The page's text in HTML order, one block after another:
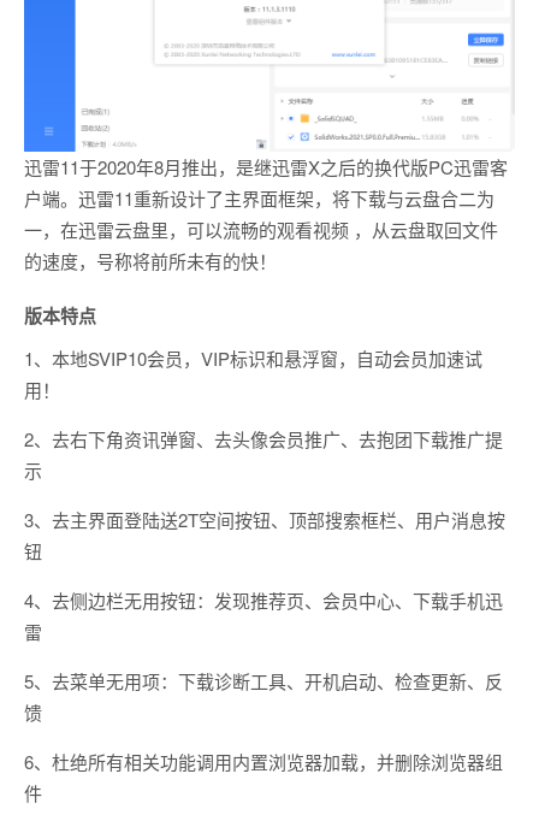
迅雷11于2020年8月推出，是继迅雷X之后的换代版PC迅雷客
户端。迅雷11重新设计了主界面框架，将下载与云盘合二为
一，在迅雷云盘里，可以流畅的观看视频 ，从云盘取回文件
的速度，号称将前所未有的快！
版本特点
1、本地SVIP10会员，VIP标识和悬浮窗，自动会员加速试
用！
2、去右下角资讯弹窗、去头像会员推广、去抱团下载推广提
示
3、去主界面登陆送2T空间按钮、顶部搜索框栏、用户消息按
钮
4、去侧边栏无用按钮：发现推荐页、会员中心、下载手机迅
雷
5、去菜单无用项：下载诊断工具、开机启动、检查更新、反
馈
6、杜绝所有相关功能调用内置浏览器加载，并删除浏览器组
件